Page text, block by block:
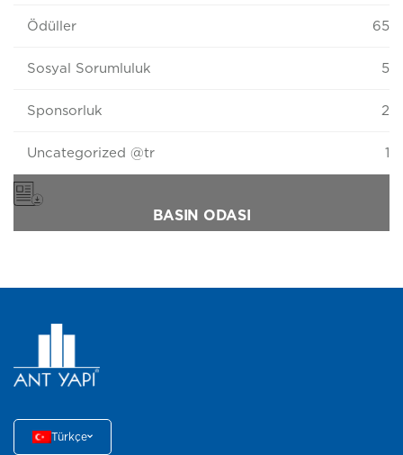
Ödüller 65
Sosyal Sorumluluk 5
Sponsorluk 2
Uncategorized @tr 1
BASIN ODASI
Türkçe